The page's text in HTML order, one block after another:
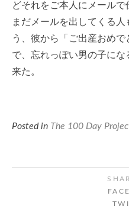
どそれをご本人にメール
まだメールを出してくる
う、彼から「ご出産おめ
で、忘れっぽい男の子に
来た。
Posted in The 100 Day